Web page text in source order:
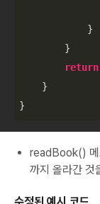
            }
        }
return
    }
}
readBook() 메
까지 올라간 것